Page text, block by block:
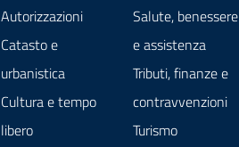
Autorizzazioni
Catasto e
urbanistica
Cultura e tempo
libero
Salute, benessere
e assistenza
Tributi, finanze e
contravvenzioni
Turismo